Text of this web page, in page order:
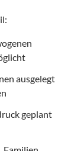
ausgelegt
geplant